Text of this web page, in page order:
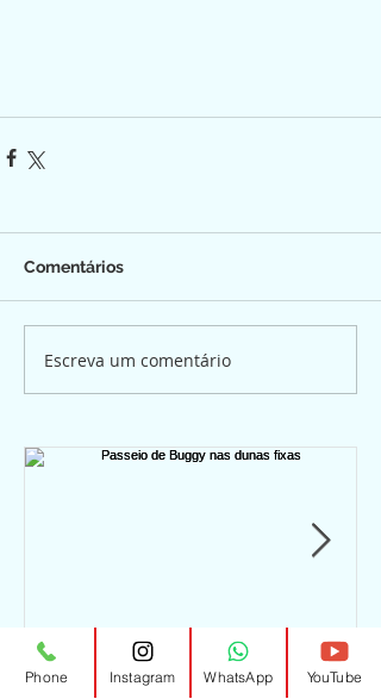
Comentários
Escreva um comentário
Passeio de Buggy nas
Phone Instagram WhatsApp YouTube